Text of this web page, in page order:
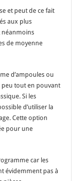
et peut de ce fait
aux plus
néanmoins
de moyenne
d’ampoules ou
peu tout en pouvant
Si les
d’utiliser la
Cette option
pour une
car les
évidemment pas à